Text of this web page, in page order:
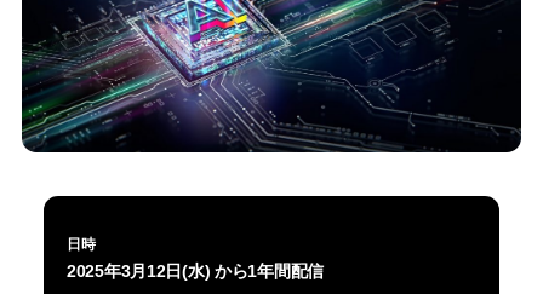
日時
2025年3月12日(水) から1年間配信